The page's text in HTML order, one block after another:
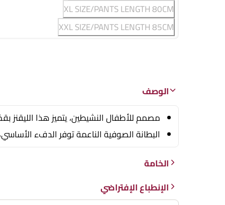
XL SIZE/PANTS LENGTH 80CM
XXL SIZE/PANTS LENGTH 85CM
الوصف
مصمم للأطفال النشيطين، يتميز هذا الليقنز
البطانة الصوفية الناعمة توفر الدفء
الخامة
الإنطباع الإفتراضي